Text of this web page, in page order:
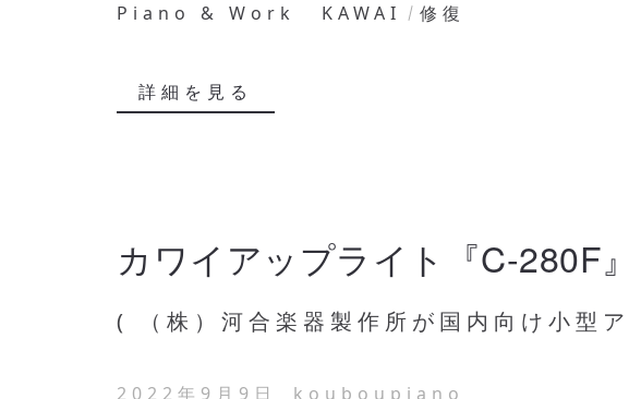
Piano & Work
KAWAI 修復
詳細を見る
カワイアップライト『C-280F
( （株）河合楽器製作所が国内向け小型
2022年9月9日
kouboupiano